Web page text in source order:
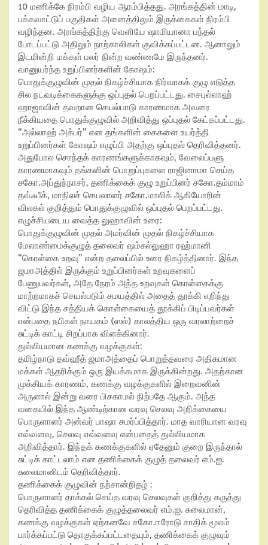
10 மணிக்கே நிரம்பி வழிய ஆரம்பித்தது. அரங்கத்தின் மாடி,
பக்கவாட்டுப் பகுதிகள் அனைத்திலும் இருக்கைகள் நிரம்பி
வழிந்தன. அரங்கத்திற்கு வெளியே ஷாமியானா பந்தல்
போடப்பட்டு அதிலும் நாற்காலிகள் குவிக்கப்பட்டன. ஆனாலும்
இடமின்றி மக்கள் பலர் நின்ற வண்ணமே இருந்தனர்.
வானுயர்ந்த உறுப்பினர்களின் கோஷம்:
பொதுக்குழுவின் முதல் நிகழ்ச்சியாக நிர்வாகக் குழு எடுத்த
சில நடவடிக்கைகளுக்கு ஒப்புதல் பெறப்பட்டது. சைபுல்லாஹ்
ஹாஜாவின் தவறான செயல்பாடு காரணமாக அவரை
நீக்கியதை பொதுக்குழுவில் அறிவித்து ஒப்புதல் கேட்கப்பட்டது.
“அல்லாஹ் அக்பர்” என தங்களின் கைகளை உயர்த்தி
உறுப்பினர்கள் கோஷம் எழுப்பி அதற்கு ஒப்புதல் தெரிவித்தனர்.
அதுபோல சொந்தக் காரணங்களுக்காகவும், வேலைப்பளு
காரணமாகவும் தங்களின் பொறுப்புகளை ராஜினாமா செய்த
சகோ.அப்துந்நாசர், தணிக்கைக் குழு உறுப்பினர் சகோ.தம்மாம்
தவ்ஃபீக், மாநிலச் செயலாளர் சகோ.மாலிக் ஆகியோரின்
விலகல் குறித்தும் பொதுக்குழுவில் ஒப்புதல் பெறப்பட்டது.
எழுச்சியடைய வைத்த லுஹாவின் உரை:
பொதுக்குழுவின் முதல் அமர்வின் முதல் நிகழ்ச்சியாக
மேலாண்மைக்குழுத் தலைவர் ஷம்சுல்லுஹா ரஹ்மானி
“கொள்கை உறவு” என்ற தலைப்பில் உரை நிகழ்த்தினார். இந்த
ஜமாஅத்தில் இருக்கும் உறுப்பினர்கள் உறவுகளைப்
பேணுபவர்கள், அதே நேரம் அந்த உறவுகள் கொள்கைக்கு
மாற்றமாகச் செயல்படும் சமயத்தில் அதைத் தூக்கி எறிந்து
விட்டு இந்த சத்தியக் கொள்கையைத் தூக்கிப் பிடிப்பவர்கள்
என்பதை நபிகள் நாயகம் (ஸல்) காலத்திய ஒரு வரலாற்றைச்
சுட்டிக் காட்டி சிறப்பாக விளக்கினார்.
துல்லியமான கணக்கு வழக்குகள்:
தமிழ்நாடு தவ்ஹீத் ஜமாஅத்தைப் பொறுத்தவரை அதிகமான
மக்கள் ஆதரிக்கும் ஒரு இயக்கமாக இருக்கின்றது. அதற்கான
முக்கியக் காரணம், கணக்கு வழக்குகளில் இறைவனின்
அருளால் இன்று வரை பிசகாமல் நிற்பதே ஆகும். அந்த
வகையில் இந்த ஆண்டிற்கான வரவு செலவு அறிக்கையை
பொருளாளர் அன்வர் பாஷா சமர்ப்பித்தார். மாத வாரியான வரவு
எவ்வளவு, செலவு எவ்வளவு என்பதைத் துல்லியமாக
அறிவித்தார். இந்தக் கணக்குகளில் ஏதேனும் குறை இருந்தால்
சுட்டிக் காட்டலாம் என தணிக்கைக் குழுத் தலைவர் எம்.ஐ.
சுலைமானிடம் தெரிவித்தார்.
தணிக்கைக் குழுவின் நற்சான்றிதழ் :
பொருளாளர் தாக்கல் செய்த வரவு செலவுகள் குறித்து கருத்து
தெரிவித்த தணிக்கைக் குழுத்தலைவர் எம்.ஐ. சுலைமான்,
கணக்கு வழக்குகள் ஏற்கனவே சகோ.ஈரோடு சாதிக் மூலம்
பார்க்கப்பட்டு தொகுக்கப்பட்டதையும், தணிக்கைக் குழுவும்